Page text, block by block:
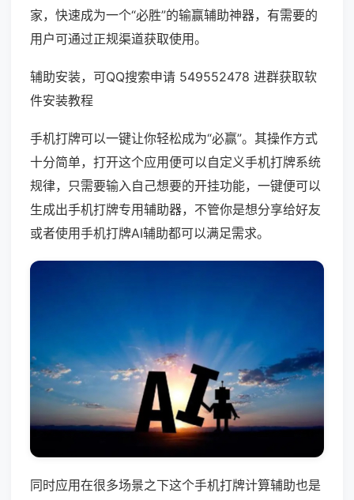
家，快速成为一个“必胜”的输赢辅助神器，有需要的
用户可通过正规渠道获取使用。
辅助安装，可QQ搜索申请 549552478 进群获取软
件安装教程
手机打牌可以一键让你轻松成为“必赢”。其操作方式
十分简单，打开这个应用便可以自定义手机打牌系统
规律，只需要输入自己想要的开挂功能，一键便可以
生成出手机打牌专用辅助器，不管你是想分享给好友
或者使用手机打牌AI辅助都可以满足需求。
同时应用在很多场景之下这个手机打牌计算辅助也是